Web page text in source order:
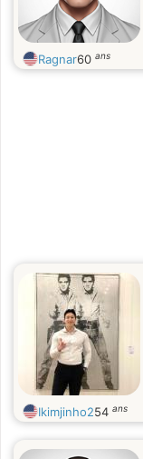
Ragnar60 ans
Ikimjinho254 ans